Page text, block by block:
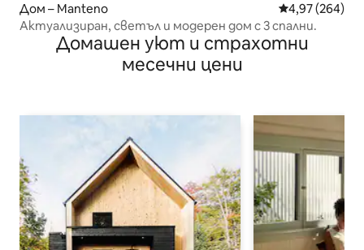
Дом – Manteno Средна
4,97 (264)
Актуализиран, светъл и модерен дом с 3 спални.
Домашен уют и страхотни
месечни цени